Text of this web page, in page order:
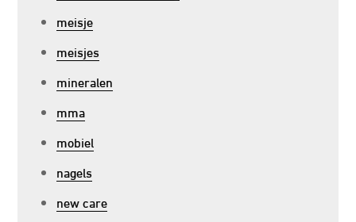
meisje
meisjes
mineralen
mma
mobiel
nagels
new care